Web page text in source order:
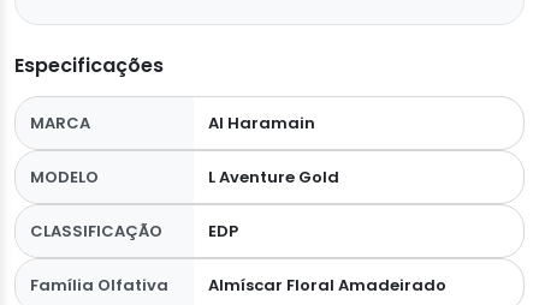
Especificações
MARCA Al Haramain
MODELO L Aventure Gold
CLASSIFICAÇÃO EDP
Família Olfativa Almíscar Floral Amadeirado